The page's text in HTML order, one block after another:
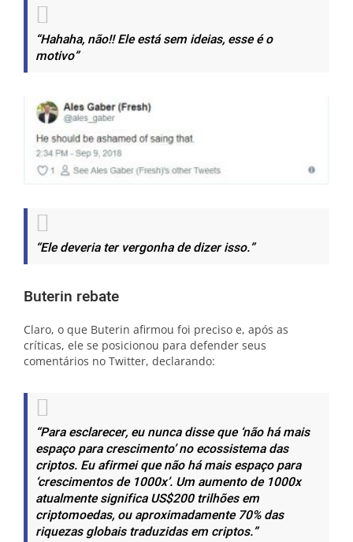
“Hahaha, não!! Ele está sem ideias, esse é o
motivo”
“Ele deveria ter vergonha de dizer isso.”
Buterin rebate
Claro, o que Buterin afirmou foi preciso e, após as
críticas, ele se posicionou para defender seus
comentários no Twitter, declarando:
“Para esclarecer, eu nunca disse que ‘não há mais
espaço para crescimento’ no ecossistema das
criptos. Eu afirmei que não há mais espaço para
‘crescimentos de 1000x’. Um aumento de 1000x
atualmente significa US$200 trilhões em
criptomoedas, ou aproximadamente 70% das
riquezas globais traduzidas em criptos.”